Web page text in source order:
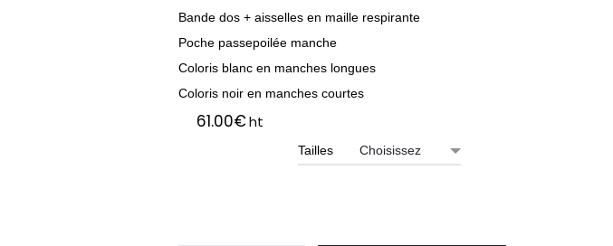
Bande dos + aisselles en maille respirante
Poche passepoilée manche
Coloris blanc en manches longues
Coloris noir en manches courtes
61.00€ht
Tailles